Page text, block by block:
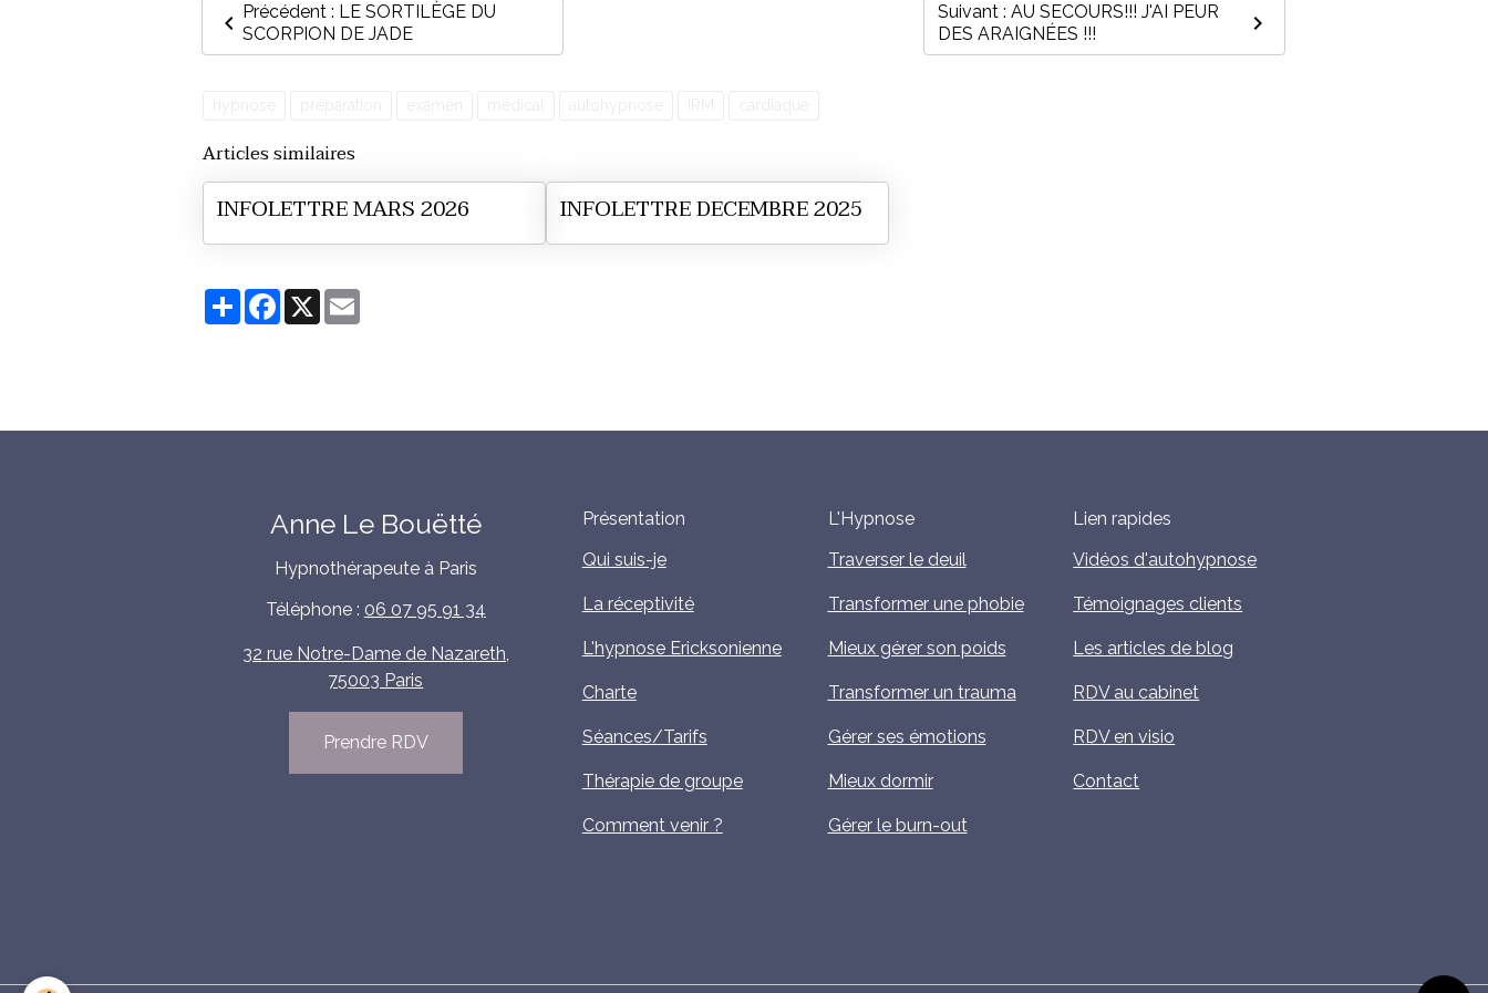
Précédent : LE SORTILÈGE DU
SCORPION DE JADE
Suivant : AU SECOURS!!! J'AI PEUR
DES ARAIGNÉES !!!
hypnose préparation examen médical autohypnose IRM cardiaque
Articles similaires
INFOLETTRE MARS 2026 INFOLETTRE DECEMBRE 2025
PartagerFacebook
X
Anne Le Bouëtté
Hypnothérapeute à Paris
Téléphone : 06 07 95 91 34
32 rue Notre-Dame de Nazareth,
75003 Paris
Prendre RDV
Présentation
Qui suis-je
La réceptivité
L'hypnose Ericksonienne
Charte
Séances/Tarifs
Thérapie de groupe
Comment venir ?
L'Hypnose
Traverser le deuil
Transformer une phobie
Mieux gérer son poids
Transformer un trauma
Gérer ses émotions
Mieux dormir
Gérer le burn-out
Lien rapides
Vidéos d'autohypnose
Témoignages clients
Les articles de blog
RDV au cabinet
RDV en visio
Contact